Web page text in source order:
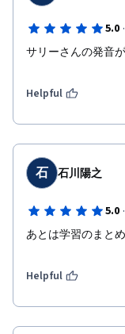
5.0 ·
サリーさんの発音
Helpful
石 石川陽之
5.0 ·
あとは学習のまと
Helpful